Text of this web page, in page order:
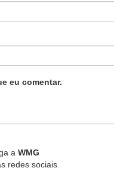
eu comentar.
a WMG
redes sociais